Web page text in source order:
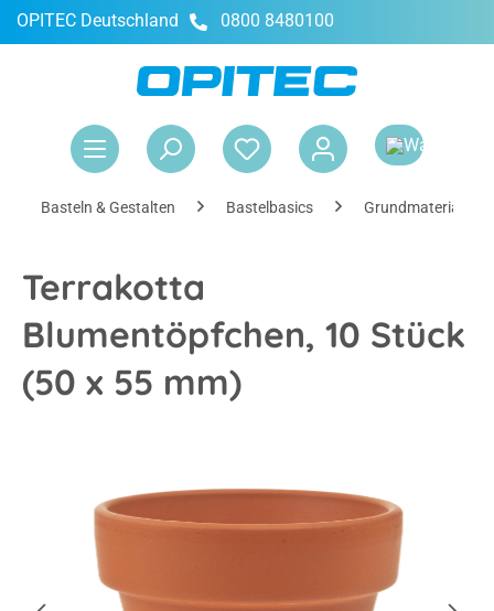
springen
OPITEC Deutschland 0800 8480100
Basteln & Gestalten Bastelbasics Grundmaterialien
Terrakotta
Blumentöpfchen, 10 Stück
(50 x 55 mm)